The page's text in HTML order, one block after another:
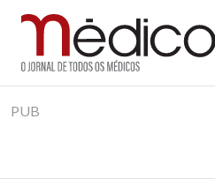
to
Jornal Médico
Médico – O Jornal de Todos os
realmente contam! Tudo o que
PUB